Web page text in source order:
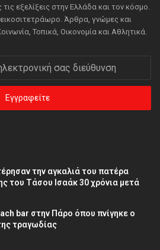
εξελίξεις στην Ελλάδα και τον κόσμο.
Άρθρα, γνώμες και
Τοπικά, Οικονομία και Αθλητικά.
την αγκαλιά του πατέρα
του Τάσου Ισαάκ 30 χρόνια μετά
bar στην Πάρο όπου πνίγηκε ο
τραγωδίας